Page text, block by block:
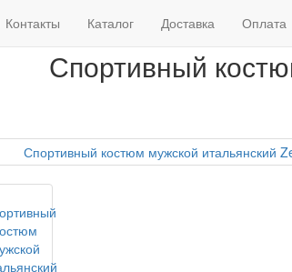
Контакты Каталог Доставка Оплата
Спортивные костюмы мужские
Спортивный